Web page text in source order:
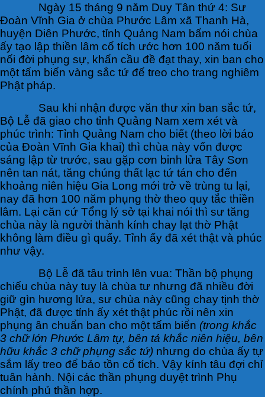
Ngày 15 tháng 9 năm Duy Tân thứ 4: Sư
Đoàn Vĩnh Gia ở chùa Phước Lâm xã Thanh Hà,
huyện Diên Phước, tỉnh Quảng Nam bẩm nói chùa
ấy tạo lập thiền lâm cổ tích ước hơn 100 năm tuổi
nối đời phụng sự, khẩn cầu đề đạt thay, xin ban cho
một tấm biển vàng sắc tứ để treo cho trang nghiêm
Phật pháp.
Sau khi nhận được văn thư xin ban sắc tứ,
Bộ Lễ đã giao cho tỉnh Quảng Nam xem xét và
phúc trình: Tỉnh Quảng Nam cho biết (theo lời báo
của Đoàn Vĩnh Gia khai) thì chùa này vốn được
sáng lập từ trước, sau gặp cơn binh lửa Tây Sơn
nên tan nát, tăng chúng thất lạc tứ tán cho đến
khoảng niên hiệu Gia Long mới trở về trùng tu lại,
nay đã hơn 100 năm phụng thờ theo quy tắc thiền
lâm. Lại căn cứ Tổng lý sở tại khai nói thì sư tăng
chùa này là người thành kính chay lạt thờ Phật
không làm điều gì quấy. Tỉnh ấy đã xét thật và phúc
như vậy.
Bộ Lễ đã tâu trình lên vua: Thần bộ phụng
chiếu chùa này tuy là chùa tư nhưng đã nhiều đời
giữ gìn hương lửa, sư chùa này cũng chay tịnh thờ
Phật, đã được tỉnh ấy xét thật phúc rồi nên xin
phụng ân chuẩn ban cho một tấm biển (trong khắc
3 chữ lớn Phước Lâm tự, bên tả khắc niên hiệu, bên
hữu khắc 3 chữ phụng sắc tứ) nhưng do chùa ấy tự
sắm lấy treo để bảo tồn cổ tích. Vậy kính tâu đợi chỉ
tuân hành. Nội các thần phụng duyệt trình Phụ
chính phủ thần hợp.